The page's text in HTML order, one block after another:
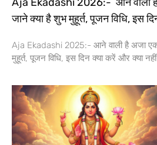
जाने क्या है शुभ मुहूर्त, पूजन विधि, इस
Aja Ekadashi 2025:- आने वाली है अजा
मुहूर्त, पूजन विधि, इस दिन क्या करें और क्या